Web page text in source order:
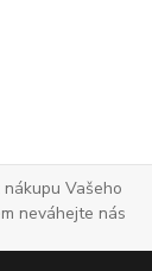
nákupu Vašeho
neváhejte nás